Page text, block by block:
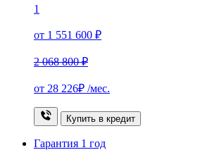
1
от 1 551 600 ₽
2 068 800 ₽
от 28 226₽ /мес.
Купить в кредит
Гарантия 1 год